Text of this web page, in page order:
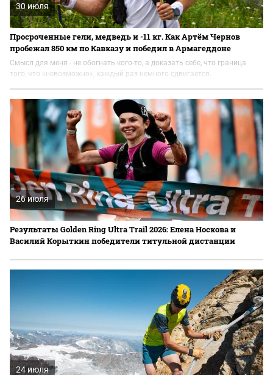
30 июля
Просроченные гели, медведь и -11 кг. Как Артём Чернов
пробежал 850 км по Кавказу и победил в Армагеддоне
Смысл для меня - не обогнать кого-то, а доказать себе, что граница
того, что «невозможно», каждый раз немного сдвигается.
26 июля
Результаты Golden Ring Ultra Trail 2026: Елена Носкова и
Василий Корыткин победители титульной дистанции
24 июля